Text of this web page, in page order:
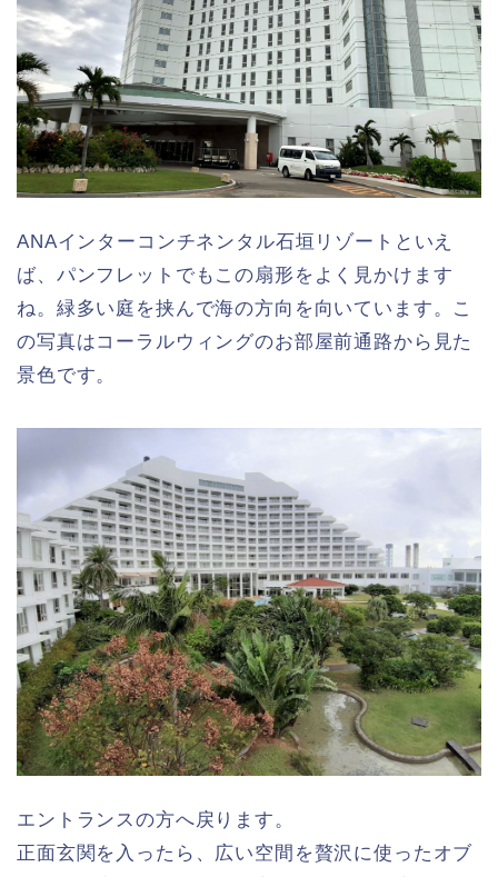
ANAインターコンチネンタル石垣リゾートといえ
ば、パンフレットでもこの扇形をよく見かけます
ね。緑多い庭を挟んで海の方向を向いています。こ
の写真はコーラルウィングのお部屋前通路から見た
景色です。
エントランスの方へ戻ります。
正面玄関を入ったら、広い空間を贅沢に使ったオブ